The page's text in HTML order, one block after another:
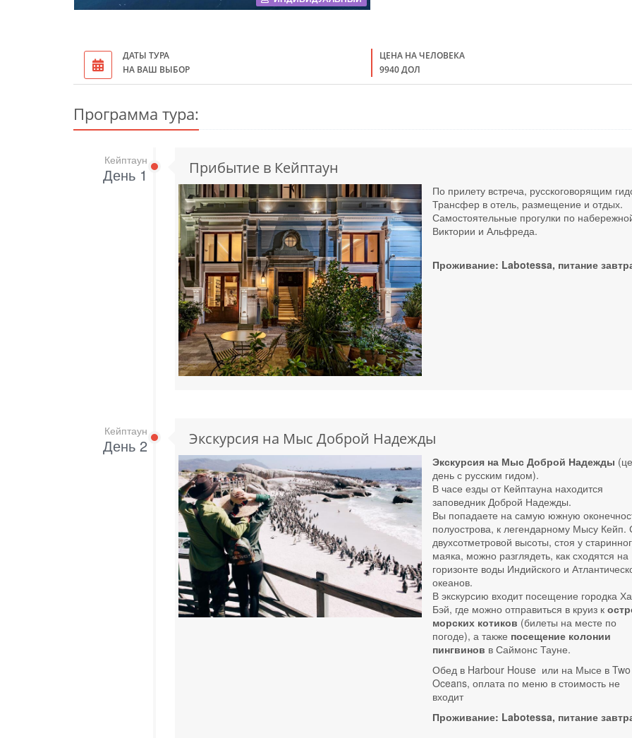
ДАТЫ ТУРА
НА ВАШ ВЫБОР
ЦЕНА НА ЧЕЛОВЕКА
9940 ДОЛ
Программа тура:
Кейптаун
День 1 Прибытие в Кейптаун
По прилету встреча, русскоговорящим
Трансфер в отель, размещение и отдых.
Самостоятельные прогулки по
Виктории и Альфреда.
Проживание: Labotessa, питание
Кейптаун
День 2 Экскурсия на Мыс Доброй Надежды
Экскурсия на Мыс Доброй Надежды
день с русским гидом).
В часе езды от Кейптауна находится
заповедник Доброй Надежды.
Вы попадаете на самую южную
полуострова, к легендарному Мысу Кейп.
двухсотметровой высоты, стоя у
маяка, можно разглядеть, как сходятся на
горизонте воды Индийского и
океанов.
В экскурсию входит посещение городка
Бэй, где можно отправиться в круиз к
морских котиков (билеты на месте по
погоде), а также посещение колонии
пингвинов в Саймонс Тауне.
Обед в Harbour House или на Мысе в Two
Oceans, оплата по меню в стоимость не
входит
Проживание: Labotessa, питание